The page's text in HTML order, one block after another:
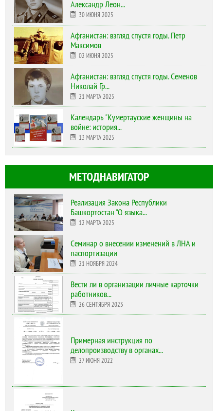
Александр Леон...
30 ИЮНЯ 2025
Афганистан: взгляд спустя годы. Петр
Максимов
02 ИЮНЯ 2025
Афганистан: взгляд спустя годы. Семенов
Николай Гр...
21 МАРТА 2025
Календарь "Кумертауские женщины на
войне: история...
13 МАРТА 2025
МЕТОДНАВИГАТОР
Реализация Закона Республики
Башкортостан "О языка...
12 МАРТА 2025
Cеминар о внесении изменений в ЛНА и
паспортизации
21 НОЯБРЯ 2024
Вести ли в организации личные карточки
работников...
26 СЕНТЯБРЯ 2023
Примерная инструкция по
делопроизводству в органах...
27 ИЮНЯ 2022